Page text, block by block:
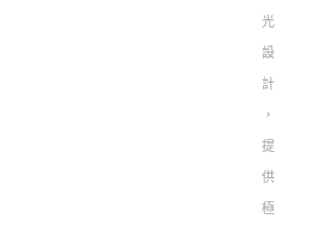
光
設
計
，
提
供
極